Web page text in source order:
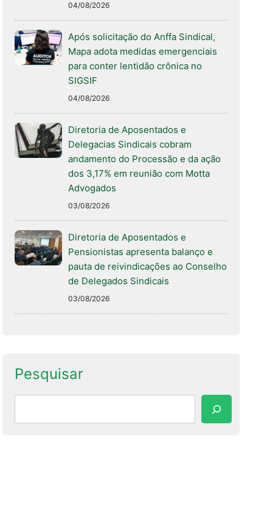
04/08/2026
Após solicitação do Anffa Sindical,
Mapa adota medidas emergenciais
para conter lentidão crônica no
SIGSIF
04/08/2026
Diretoria de Aposentados e
Delegacias Sindicais cobram
andamento do Processão e da ação
dos 3,17% em reunião com Motta
Advogados
03/08/2026
Diretoria de Aposentados e
Pensionistas apresenta balanço e
pauta de reivindicações ao Conselho
de Delegados Sindicais
03/08/2026
Pesquisar